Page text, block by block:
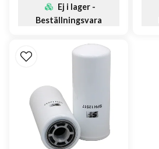
Ej i lager -
Beställningsvara